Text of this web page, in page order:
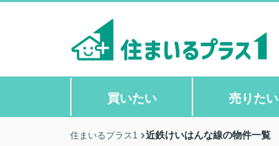
買いたい 売りたい
住まいるプラス1 近鉄けいはんな線の物件一覧